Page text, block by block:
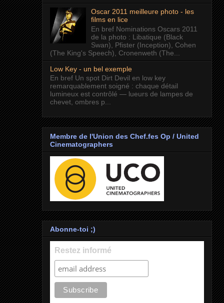
Oscar 2011 meilleure photo - les
films en lice
En bref Nominations Oscars 2011
de la photo : Libatique (Black
Swan), Pfister (Inception), Cohen
(The King's Speech), Cronenweth (The...
Low Key - un bel exemple
En bref Un spot Dirt Devil en low key
remarquablement soigné : chaque détail
lumineux est contrôlé — lueurs de lampes de
chevet, ombres p...
Membre de l'Union des Chef.fes Op / United
Cinematographers
Abonne-toi ;)
Restez informé